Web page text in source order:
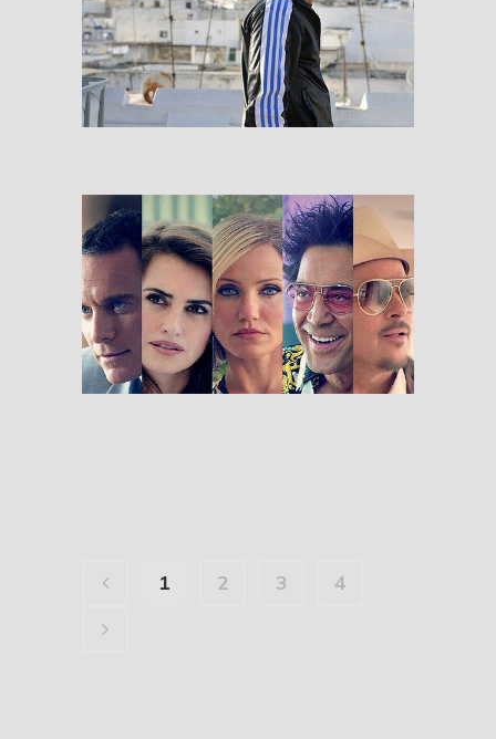
The Counselor
1 2 3 4